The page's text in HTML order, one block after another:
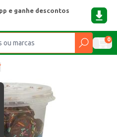
e ganhe descontos
0